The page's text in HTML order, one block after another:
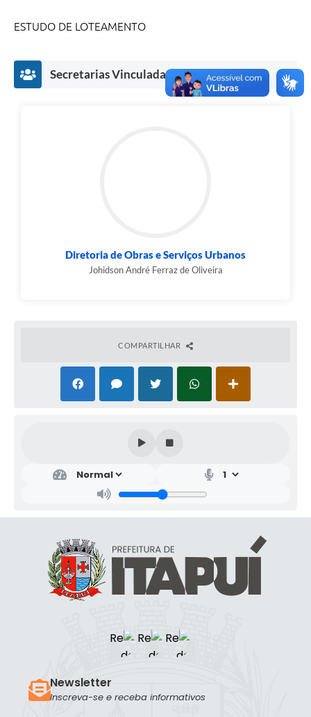
ESTUDO DE LOTEAMENTO
Secretarias Vinculadas
Diretoria de Obras e Serviços Urbanos
Johidson André Ferraz de Oliveira
COMPARTILHAR
Newsletter
Inscreva-se e receba informativos